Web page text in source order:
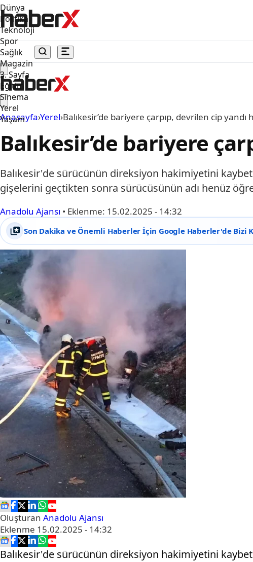
Dünya
Politika
Teknoloji
Spor
Sağlık
Magazin
3. Sayfa
Eğitim
Sinema
Yerel
Yaşam
Anasayfa›Yerel›Balıkesir’de bariyere çarpıp, devrilen cip yandı
Balıkesir’de bariyere
Balıkesir'de sürücünün direksiyon hakimiyetini
gişelerini geçtikten sonra sürücüsünün adı henüz
Anadolu Ajansı • Eklenme: 15.02.2025 - 14:32
Son Dakika ve Önemli Haberler İçin Google Haberler'de Bizi
Oluşturan Anadolu Ajansı
Eklenme 15.02.2025 - 14:32
Balıkesir'de sürücünün direksiyon hakimiyetini